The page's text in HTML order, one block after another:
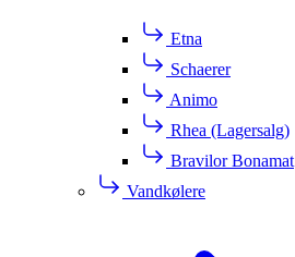
Etna
Schaerer
Animo
Rhea (Lagersalg)
Bravilor Bonamat
Vandkølere